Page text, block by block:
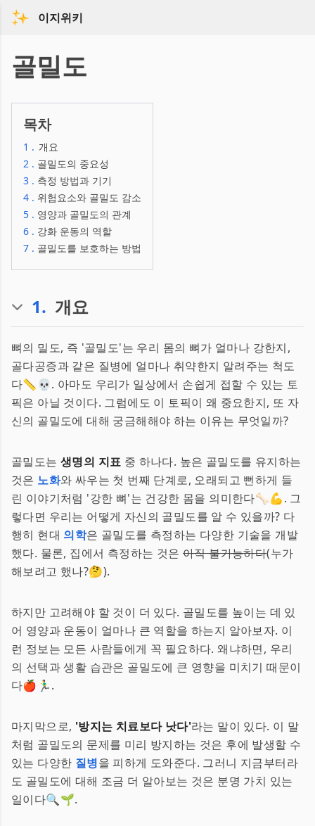
이지위키
골밀도
목차
1 . 개요
2 . 골밀도의 중요성
3 . 측정 방법과 기기
4 . 위험요소와 골밀도 감소
5 . 영양과 골밀도의 관계
6 . 강화 운동의 역할
7 . 골밀도를 보호하는 방법
1. 개요
뼈의 밀도, 즉 '골밀도'는 우리 몸의 뼈가 얼마나 강한지,
골다공증과 같은 질병에 얼마나 취약한지 알려주는 척도
다📏💀. 아마도 우리가 일상에서 손쉽게 접할 수 있는 토
픽은 아닐 것이다. 그럼에도 이 토픽이 왜 중요한지, 또 자
신의 골밀도에 대해 궁금해해야 하는 이유는 무엇일까?
골밀도는 생명의 지표 중 하나다. 높은 골밀도를 유지하는
것은 노화와 싸우는 첫 번째 단계로, 오래되고 뻔하게 들
린 이야기처럼 '강한 뼈'는 건강한 몸을 의미한다🦴💪. 그
렇다면 우리는 어떻게 자신의 골밀도를 알 수 있을까? 다
행히 현대 의학은 골밀도를 측정하는 다양한 기술을 개발
했다. 물론, 집에서 측정하는 것은 아직 불가능하다(누가
해보려고 했나?🤔).
하지만 고려해야 할 것이 더 있다. 골밀도를 높이는 데 있
어 영양과 운동이 얼마나 큰 역할을 하는지 알아보자. 이
런 정보는 모든 사람들에게 꼭 필요하다. 왜냐하면, 우리
의 선택과 생활 습관은 골밀도에 큰 영향을 미치기 때문이
다🍎🏃‍♂️.
마지막으로, '방지는 치료보다 낫다'라는 말이 있다. 이 말
처럼 골밀도의 문제를 미리 방지하는 것은 후에 발생할 수
있는 다양한 질병을 피하게 도와준다. 그러니 지금부터라
도 골밀도에 대해 조금 더 알아보는 것은 분명 가치 있는
일이다🔍🌱.